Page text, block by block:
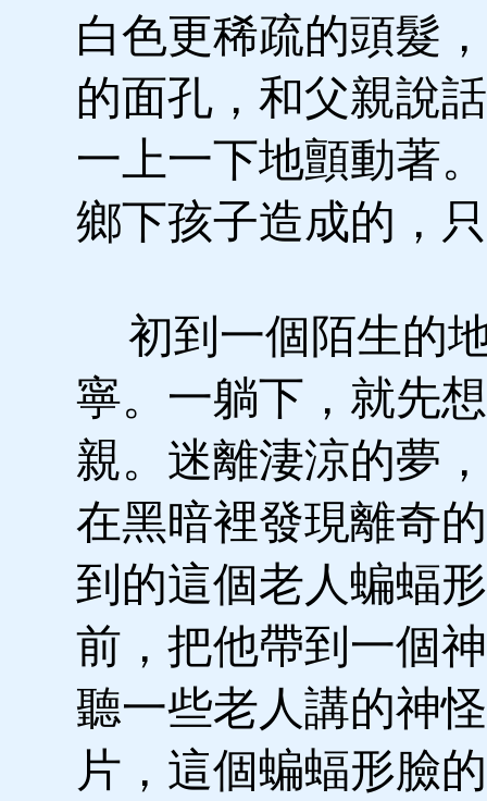
白色更稀疏的頭髮
的面孔，和父親說
一上一下地顫動著
鄉下孩子造成的，
初到一個陌生的
寧。一躺下，就先
親。迷離淒涼的夢
在黑暗裡發現離奇
到的這個老人蝙蝠
前，把他帶到一個
聽一些老人講的神
片，這個蝙蝠形臉